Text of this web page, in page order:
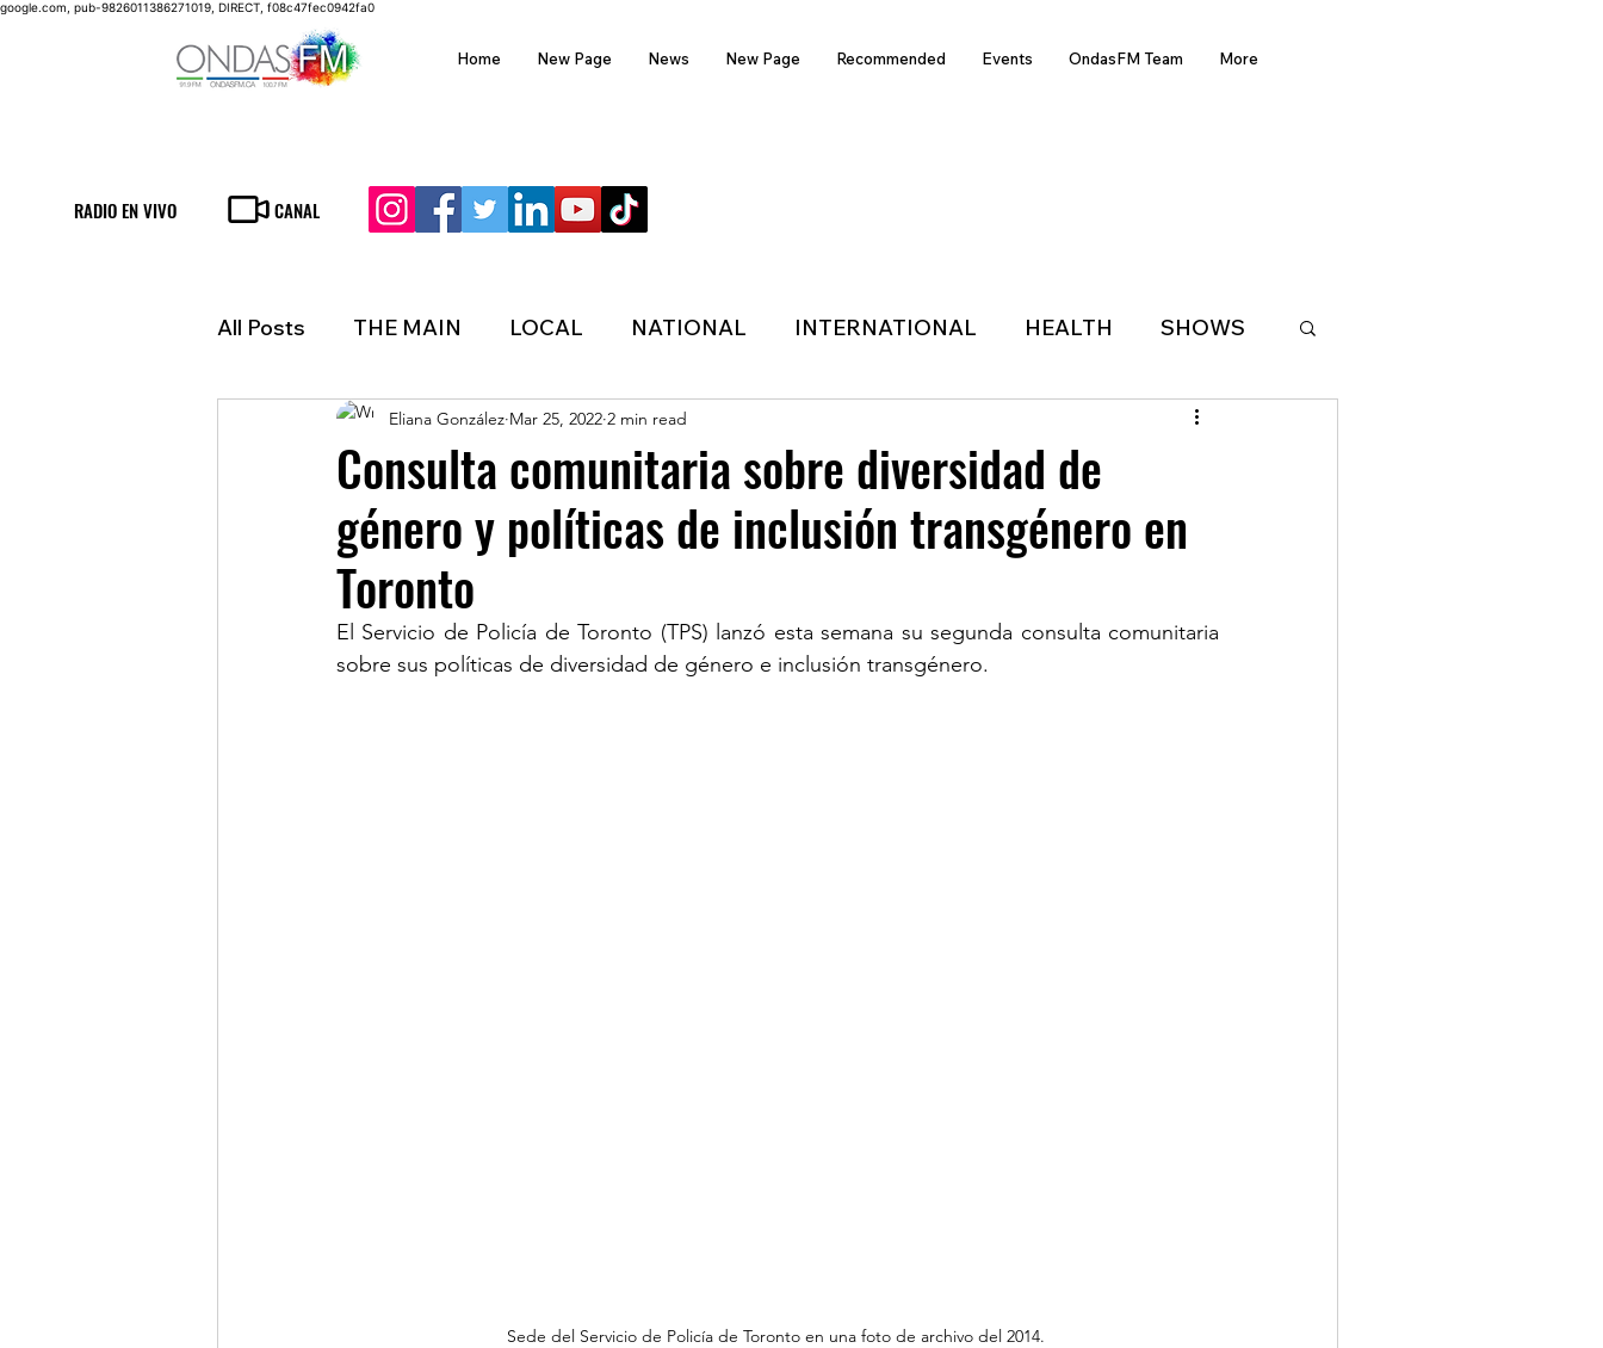
google.com, pub-9826011386271019, DIRECT, f08c47fec0942fa0
Home New Page News New Page Recommended Events OndasFM Team More
RADIO EN VIVO CANAL
All Posts THE MAIN LOCAL NATIONAL INTERNATIONAL HEALTH SHOWS
LIFESTYLE FINANCE TECHNOLOGY LATIN AMERICA
INMIGRATION WEATHER POLITIC ONDASFM RECOMMENDED OF THE WEEK
LINKS OF INTEREST
Consulta comunitaria sobre diversidad de
género y políticas de inclusión transgénero en
Toronto
Eliana González Mar 25, 2022 2 min read
El Servicio de Policía de Toronto (TPS) lanzó esta semana su segunda consulta comunitaria
sobre sus políticas de diversidad de género e inclusión transgénero.
Sede del Servicio de Policía de Toronto en una foto de archivo del 2014.